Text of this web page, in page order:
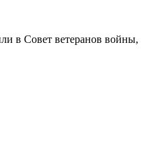
в Совет ветеранов войны,